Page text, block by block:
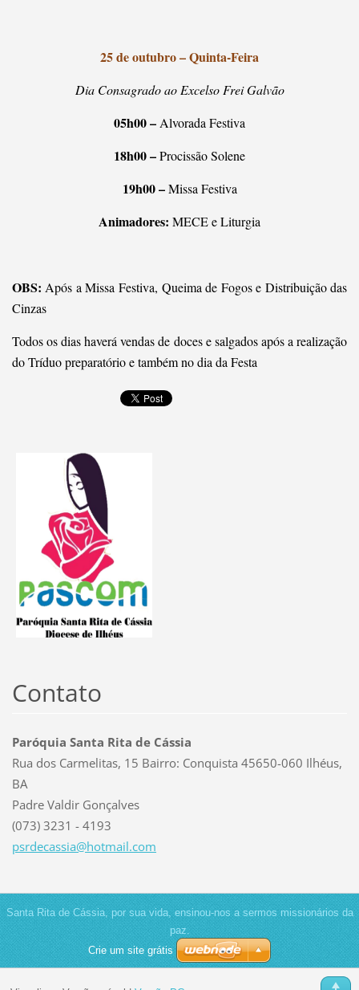
25 de outubro – Quinta-Feira
Dia Consagrado ao Excelso Frei Galvão
05h00 – Alvorada Festiva
18h00 –Procissão Solene
19h00 –Missa Festiva
Animadores: MECE e Liturgia
OBS: Após a Missa Festiva, Queima de Fogos e Distribuição das
Cinzas
Todos os dias haverá vendas de doces e salgados após a realização
do Tríduo preparatório e também no dia da Festa
Contato
Paróquia Santa Rita de Cássia
Rua dos Carmelitas, 15 Bairro: Conquista 45650-060 Ilhéus,
BA
Padre Valdir Gonçalves
(073) 3231 - 4193
psrdecassia@hotmail.com
Santa Rita de Cássia, por sua vida, ensinou-nos a sermos missionários da
paz.
Crie um site grátis